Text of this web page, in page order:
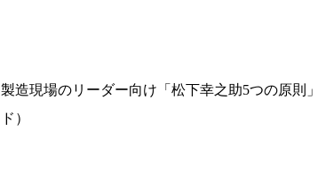
製造現場のリーダー向け「松下幸之助5つの原則
ド）